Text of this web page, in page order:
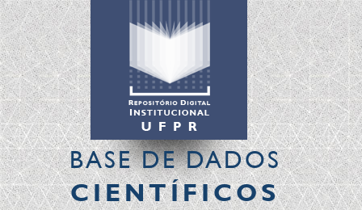
BASE DE DADOS
CIENTÍFICOS